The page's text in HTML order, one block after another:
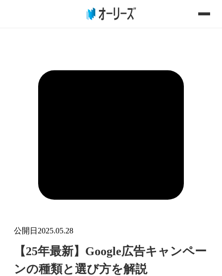
公開日 2025.05.28
【25年最新】Google広告キャンペー
ンの種類と選び方を解説